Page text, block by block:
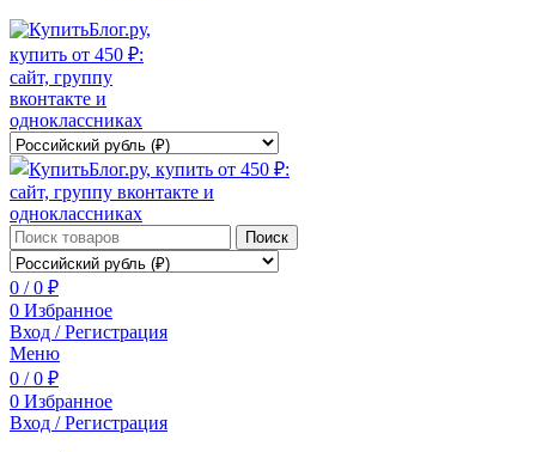
Поиск
0 / 0 ₽
0 Избранное
Вход / Регистрация
Меню
0 / 0 ₽
0 Избранное
Вход / Регистрация